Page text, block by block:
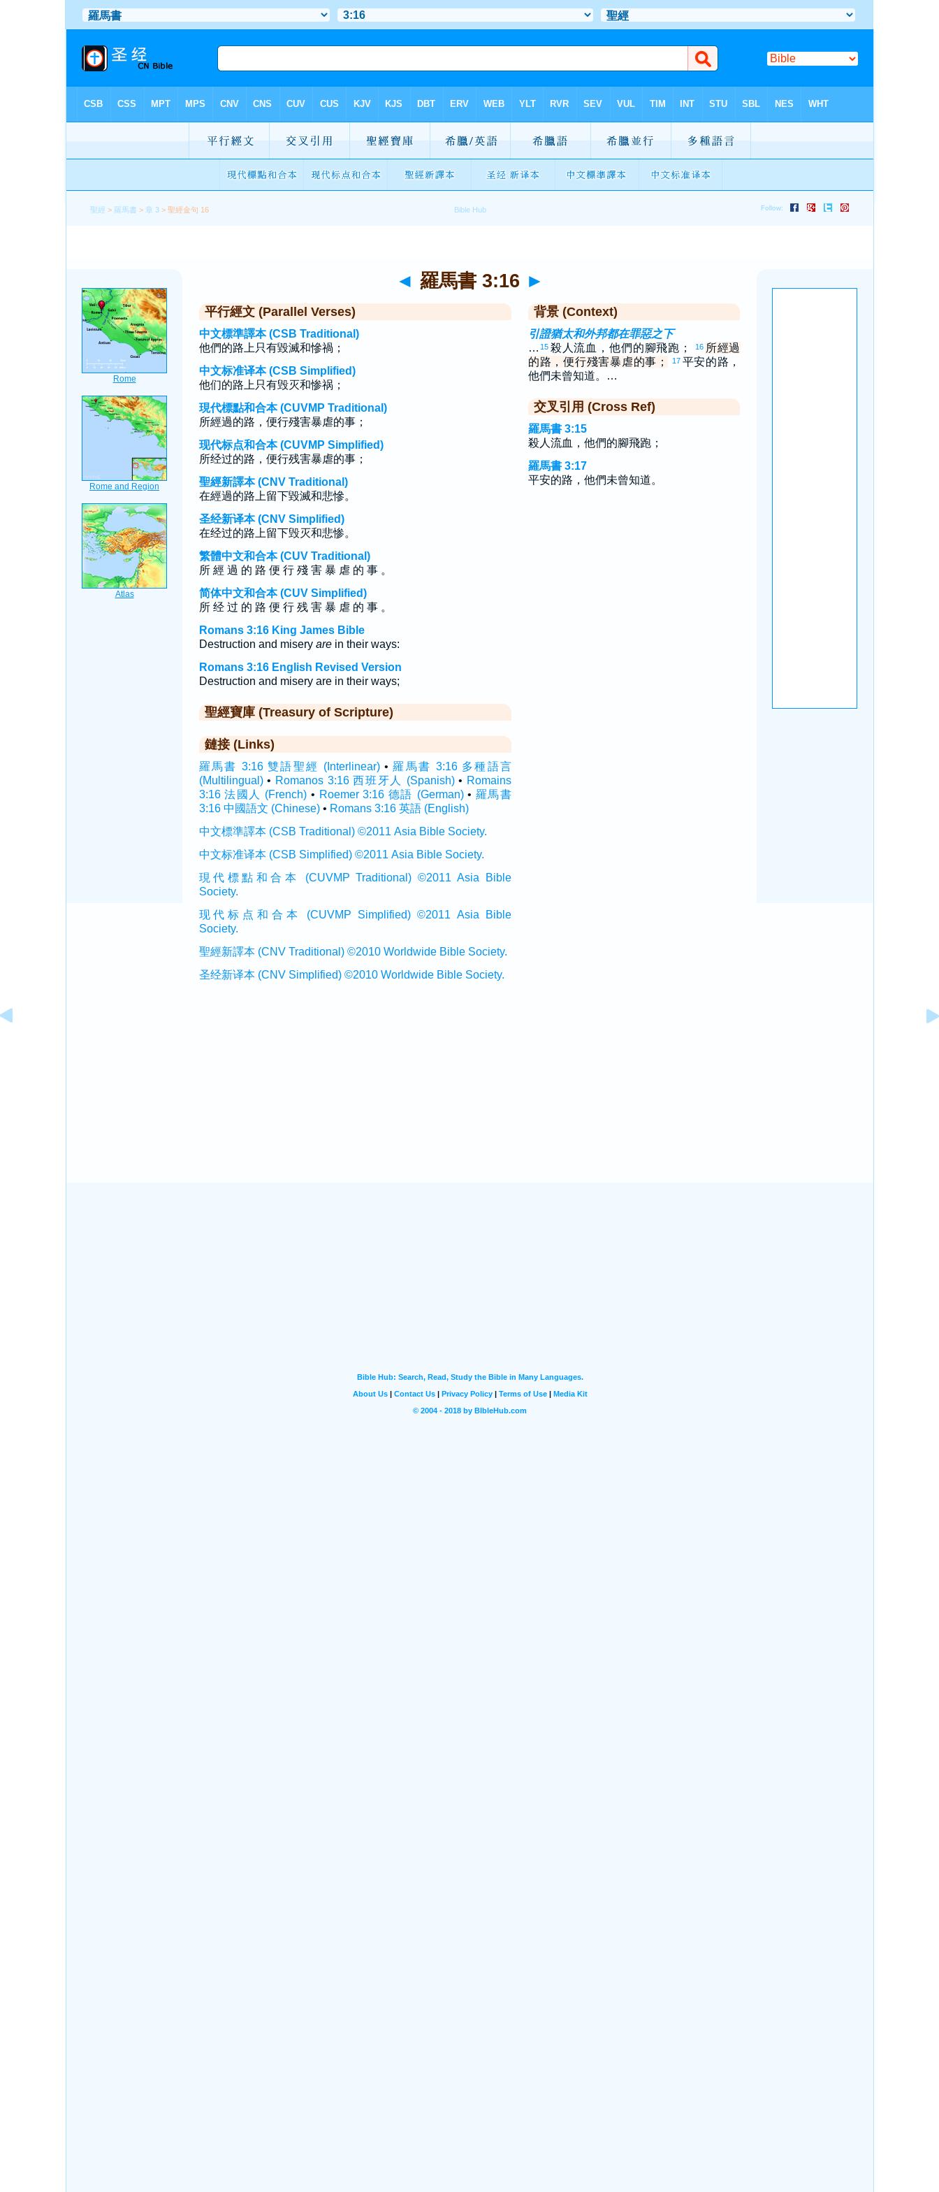
聖經 >羅馬書 > 章 3 > 聖經金句 16
◄ 羅馬書 3:16 ►
平行經文 (Parallel Verses)
中文標準譯本 (CSB Traditional)
他們的路上只有毀滅和慘禍；
中文标准译本 (CSB Simplified)
他们的路上只有毁灭和惨祸；
現代標點和合本 (CUVMP Traditional)
所經過的路，便行殘害暴虐的事；
现代标点和合本 (CUVMP Simplified)
所经过的路，便行残害暴虐的事；
聖經新譯本 (CNV Traditional)
在經過的路上留下毀滅和悲慘。
圣经新译本 (CNV Simplified)
在经过的路上留下毁灭和悲惨。
繁體中文和合本 (CUV Traditional)
所 經 過 的 路 便 行 殘 害 暴 虐 的 事 。
简体中文和合本 (CUV Simplified)
所 经 过 的 路 便 行 残 害 暴 虐 的 事 。
Romans 3:16 King James Bible
Destruction and misery arein their ways:
Romans 3:16 English Revised Version
Destruction and misery are in their ways;
聖經寶庫 (Treasury of Scripture)
鏈接 (Links)
羅馬書 3:16 雙語聖經 (Interlinear)•羅馬書 3:16 多種語言
(Multilingual)• Romanos 3:16 西班牙人 (Spanish)• Romains
3:16 法國人 (French) • Roemer 3:16 德語 (German)• 羅馬書
3:16 中國語文 (Chinese)• Romans 3:16 英語 (English)
中文標準譯本 (CSB Traditional) ©2011 Asia Bible Society.
中文标准译本 (CSB Simplified) ©2011 Asia Bible Society.
現代標點和合本 (CUVMP Traditional) ©2011 Asia Bible
Society.
现代标点和合本 (CUVMP Simplified) ©2011 Asia Bible
Society.
聖經新譯本 (CNV Traditional) ©2010 Worldwide Bible Society.
圣经新译本 (CNV Simplified) ©2010 Worldwide Bible Society.
背景 (Context)
引證猶太和外邦都在罪惡之下
… 15 殺人流血，他們的腳飛跑； 16 所經過
的路，便行殘害暴虐的事；
17 平安的路，
他們未曾知道。…
交叉引用 (Cross Ref)
羅馬書 3:15
殺人流血，他們的腳飛跑；
羅馬書 3:17
平安的路，他們未曾知道。